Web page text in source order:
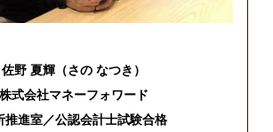
佐野 夏輝（さの なつき）
株式会社マネーフォワード
推進室／公認会計士試験合格